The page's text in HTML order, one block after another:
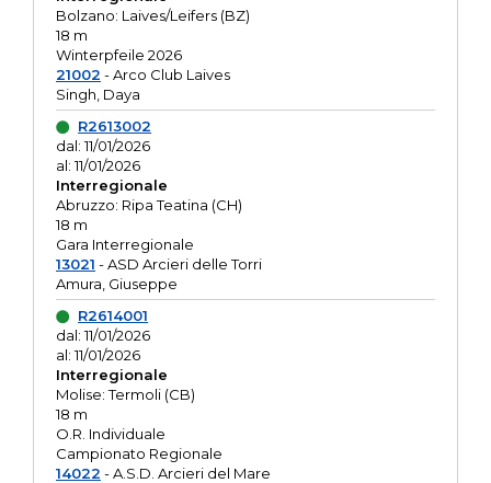
Bolzano: Laives/Leifers (BZ)
18 m
Winterpfeile 2026
21002 - Arco Club Laives
Singh, Daya
R2613002
dal: 11/01/2026
al: 11/01/2026
Interregionale
Abruzzo: Ripa Teatina (CH)
18 m
Gara Interregionale
13021 - ASD Arcieri delle Torri
Amura, Giuseppe
R2614001
dal: 11/01/2026
al: 11/01/2026
Interregionale
Molise: Termoli (CB)
18 m
O.R. Individuale
Campionato Regionale
14022 - A.S.D. Arcieri del Mare